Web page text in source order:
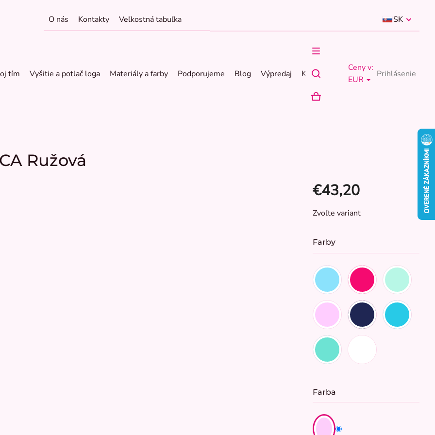
O nás Kontakty Veľkostná tabuľka SK
tím Vyšitie a potlač loga Materiály a farby Podporujeme Blog Výpredaj Kontakty
Ceny v:
EUR
Prihlásenie
NÁKUPNÝ
Ružová
€43,20
Jednotková
Zvoľte variant
Farby
Farba